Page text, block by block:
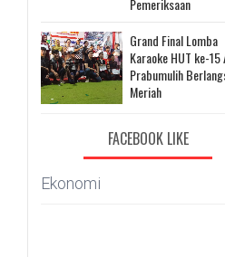
Pemeriksaan
Grand Final Lomba
Karaoke HUT ke-15
Prabumulih
Meriah
FACEBOOK LIKE
Ekonomi